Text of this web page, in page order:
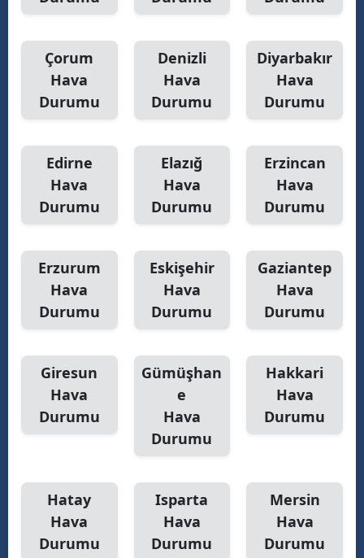
Çorum
Hava
Durumu
Denizli
Hava
Durumu
Diyarbakır
Hava
Durumu
Edirne
Hava
Durumu
Elazığ
Hava
Durumu
Erzincan
Hava
Durumu
Erzurum
Hava
Durumu
Eskişehir
Hava
Durumu
Gaziantep
Hava
Durumu
Giresun
Hava
Durumu
Gümüşhan
e
Hava
Durumu
Hakkari
Hava
Durumu
Hatay
Hava
Durumu
Isparta
Hava
Durumu
Mersin
Hava
Durumu